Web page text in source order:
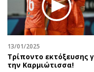
Κύπρος
Παιδεία
Υγεία
Πολιτική
Βουλευτικές 2026
13/01/2025
Τρίποντο εκτόξευσης
την Καρμιώτισσα!